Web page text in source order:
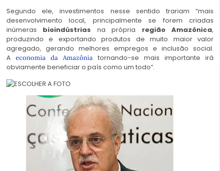
Segundo ele, investimentos nesse sentido trariam “mais
desenvolvimento local, principalmente se forem criadas
inúmeras bioindústrias na própria região Amazônica,
produzindo e exportando produtos de muito maior valor
agregado, gerando melhores empregos e inclusão social.
A economia da Amazônia tornando-se mais importante irá
obviamente beneficiar o país como um todo”.